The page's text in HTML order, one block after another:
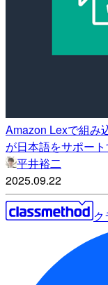
Amazon Lexで組み
が日本語をサポー
平井裕二
2025.09.22